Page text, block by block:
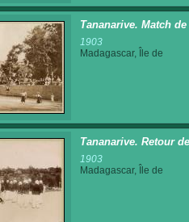
Tananarive. Match
1903
Madagascar, Île de
Tananarive. Retour
1903
Madagascar, Île de